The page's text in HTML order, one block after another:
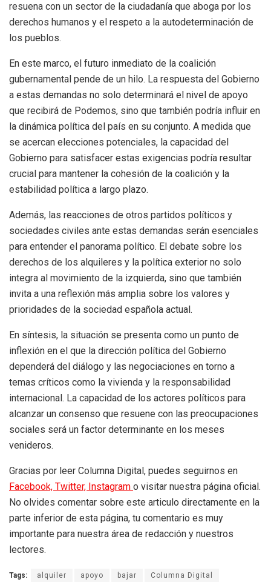
resuena con un sector de la ciudadanía que aboga por los
derechos humanos y el respeto a la autodeterminación de
los pueblos.
En este marco, el futuro inmediato de la coalición
gubernamental pende de un hilo. La respuesta del Gobierno
a estas demandas no solo determinará el nivel de apoyo
que recibirá de Podemos, sino que también podría influir en
la dinámica política del país en su conjunto. A medida que
se acercan elecciones potenciales, la capacidad del
Gobierno para satisfacer estas exigencias podría resultar
crucial para mantener la cohesión de la coalición y la
estabilidad política a largo plazo.
Además, las reacciones de otros partidos políticos y
sociedades civiles ante estas demandas serán esenciales
para entender el panorama político. El debate sobre los
derechos de los alquileres y la política exterior no solo
integra al movimiento de la izquierda, sino que también
invita a una reflexión más amplia sobre los valores y
prioridades de la sociedad española actual.
En síntesis, la situación se presenta como un punto de
inflexión en el que la dirección política del Gobierno
dependerá del diálogo y las negociaciones en torno a
temas críticos como la vivienda y la responsabilidad
internacional. La capacidad de los actores políticos para
alcanzar un consenso que resuene con las preocupaciones
sociales será un factor determinante en los meses
venideros.
Gracias por leer Columna Digital, puedes seguirnos en
Facebook, Twitter, Instagram o visitar nuestra página oficial.
No olvides comentar sobre este articulo directamente en la
parte inferior de esta página, tu comentario es muy
importante para nuestra área de redacción y nuestros
lectores.
Tags: alquiler apoyo bajar Columna Digital